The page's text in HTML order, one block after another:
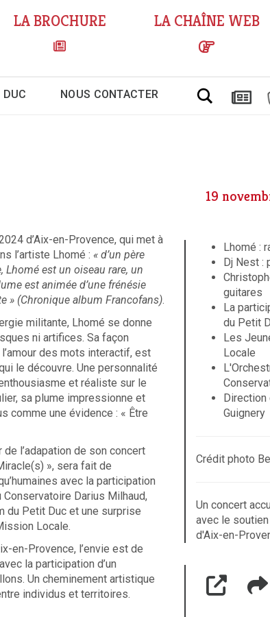
LA BROCHURE LA CHAÎNE WEB
DUC NOUS CONTACTER Chercher
19
d’Aix-en-Provence, qui met à
l’artiste Lhomé : « d’un père
Lhomé est un oiseau rare, un
est animée d’une frénésie
» (Chronique album Francofans).
militante, Lhomé se donne
ni artifices. Sa façon
des mots interactif, est
le découvre. Une personnalité
et réaliste sur le
sa plume impressionne et
comme une évidence : « Être
l’adapation de son concert
», sera fait de
avec la participation
Conservatoire Darius Milhaud,
du Petit Duc et une surprise
Locale.
en-Provence, l’envie est de
la participation d’un
Un cheminement artistique
individus et territoires.
Lhomé :
Dj Nest :
guitares
La
du Petit
Les
Locale
Guignery
Crédit photo
Un concert
avec le
d'Aix-en-